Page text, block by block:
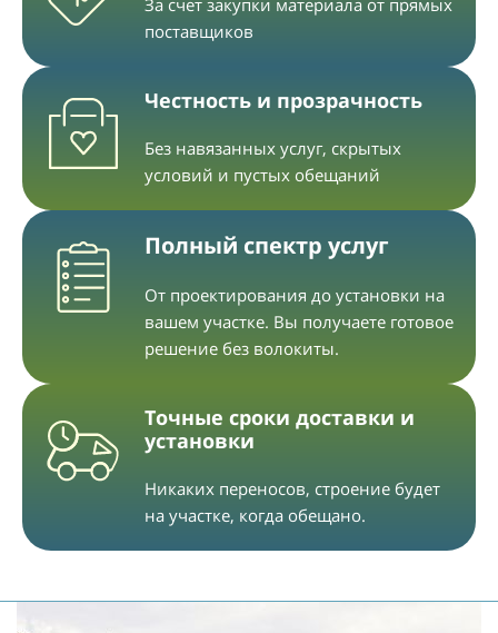
За счет закупки материала от прямых
поставщиков
Честность и прозрачность
Без навязанных услуг, скрытых
условий и пустых обещаний
Полный спектр услуг
От проектирования до установки на
вашем участке. Вы получаете готовое
решение без волокиты.
Точные сроки доставки и
установки
Никаких переносов, строение будет
на участке, когда обещано.